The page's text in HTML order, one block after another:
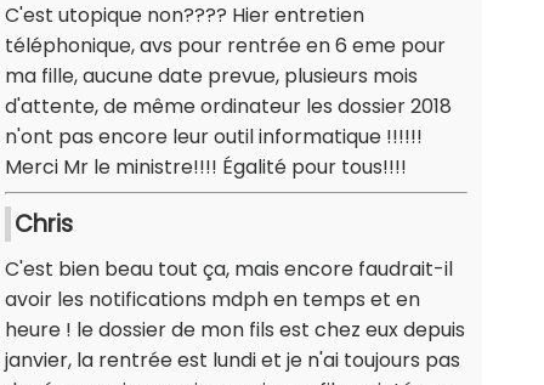
C'est utopique non???? Hier entretien
téléphonique, avs pour rentrée en 6 eme pour
ma fille, aucune date prevue, plusieurs mois
d'attente, de même ordinateur les dossier 2018
n'ont pas encore leur outil informatique !!!!!!
Merci Mr le ministre!!!! Égalité pour tous!!!!
Chris
C'est bien beau tout ça, mais encore faudrait-il
avoir les notifications mdph en temps et en
heure ! le dossier de mon fils est chez eux depuis
janvier, la rentrée est lundi et je n'ai toujours pas